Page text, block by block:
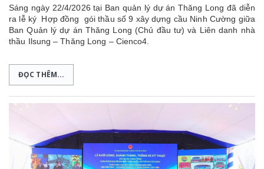
Sáng ngày 22/4/2026 tại Ban quản lý dự án Thăng Long đã diễn
ra lễ ký Hợp đồng gói thầu số 9 xây dựng cầu Ninh Cường giữa
Ban Quản lý dự án Thăng Long (Chủ đầu tư) và Liên danh nhà
thầu Ilsung – Thăng Long – Cienco4.
ĐỌC THÊM...